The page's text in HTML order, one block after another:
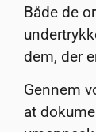
Både de
dem, der
Gennem
at